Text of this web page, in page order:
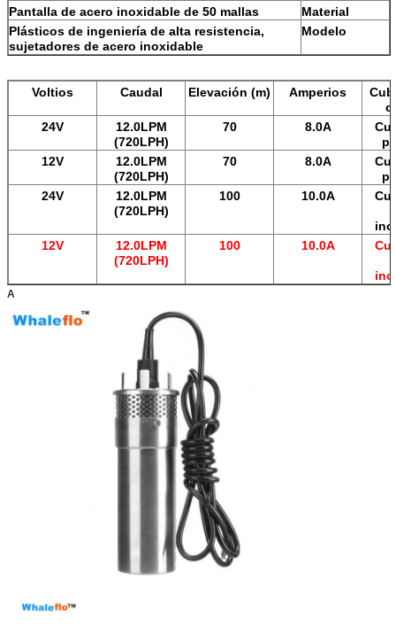
Pantalla de acero inoxidable de 50 mallas
Material
Plásticos de ingeniería de alta resistencia,
sujetadores de acero inoxidable
Modelo
Voltios Caudal Elevación (m) Amperios
24V
12.0LPM
(720LPH)
70 8.0A
12V
12.0LPM
(720LPH)
70 8.0A
24V
12.0LPM
(720LPH)
100 10.0A
12V
12.0LPM
(720LPH)
100 10.0A
A